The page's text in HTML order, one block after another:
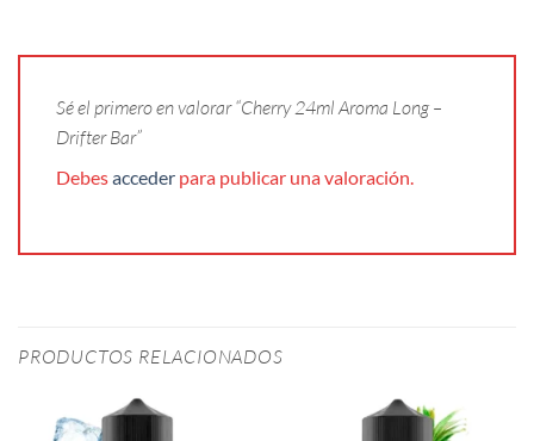
Sé el primero en valorar “Cherry 24ml Aroma Long –
Drifter Bar”
Debesacceder para publicar una valoración.
PRODUCTOS RELACIONADOS